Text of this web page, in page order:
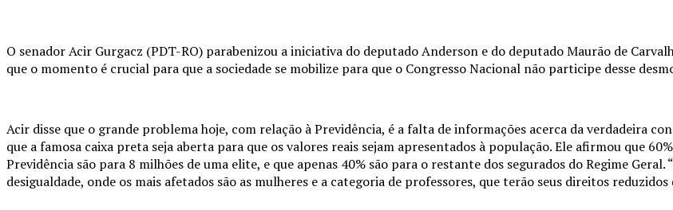
O senador Acir Gurgacz (PDT-RO) parabenizou a iniciativa do deputado Anderson e do deputado Maurão de
que o momento é crucial para que a sociedade se mobilize para que o Congresso Nacional não participe desse
Acir disse que o grande problema hoje, com relação à Previdência, é a falta de informações acerca da verdadeira
que a famosa caixa preta seja aberta para que os valores reais sejam apresentados à população. Ele afirmou que
Previdência são para 8 milhões de uma elite, e que apenas 40% são para o restante dos segurados do Regime Geral.
desigualdade, onde os mais afetados são as mulheres e a categoria de professores, que terão seus direitos reduzidos